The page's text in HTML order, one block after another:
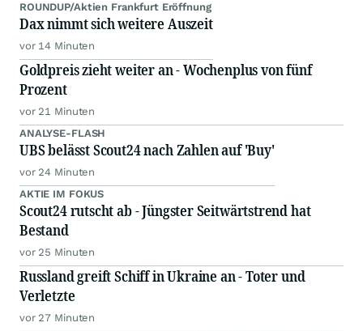
ROUNDUP/Aktien Frankfurt Eröffnung
Dax nimmt sich weitere Auszeit
vor 14 Minuten
Goldpreis zieht weiter an - Wochenplus von fünf
Prozent
vor 21 Minuten
ANALYSE-FLASH
UBS belässt Scout24 nach Zahlen auf 'Buy'
vor 24 Minuten
AKTIE IM FOKUS
Scout24 rutscht ab - Jüngster Seitwärtstrend hat
Bestand
vor 25 Minuten
Russland greift Schiff in Ukraine an - Toter und
Verletzte
vor 27 Minuten